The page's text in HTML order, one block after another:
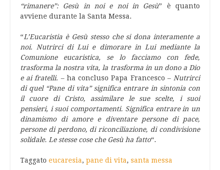
“rimanere”: Gesù in noi e noi in Gesù” è quanto
avviene durante la Santa Messa.
“L’Eucaristia è Gesù stesso che si dona interamente a
noi. Nutrirci di Lui e dimorare in Lui mediante la
Comunione eucaristica, se lo facciamo con fede,
trasforma la nostra vita, la trasforma in un dono a Dio
e ai fratelli. – ha concluso Papa Francesco – Nutrirci
di quel “Pane di vita” significa entrare in sintonia con
il cuore di Cristo, assimilare le sue scelte, i suoi
pensieri, i suoi comportamenti. Significa entrare in un
dinamismo di amore e diventare persone di pace,
persone di perdono, di riconciliazione, di condivisione
solidale. Le stesse cose che Gesù ha fatto“.
Taggato eucaresia, pane di vita, santa messa